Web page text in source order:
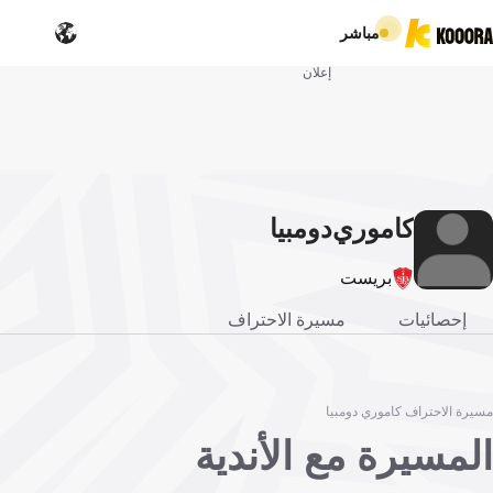
مباشر
إعلان
كاموريدومبيا
بريست
إحصائيات مسيرة الاحتراف
مسيرة الاحتراف كاموري دومبيا
المسيرة مع الأندية